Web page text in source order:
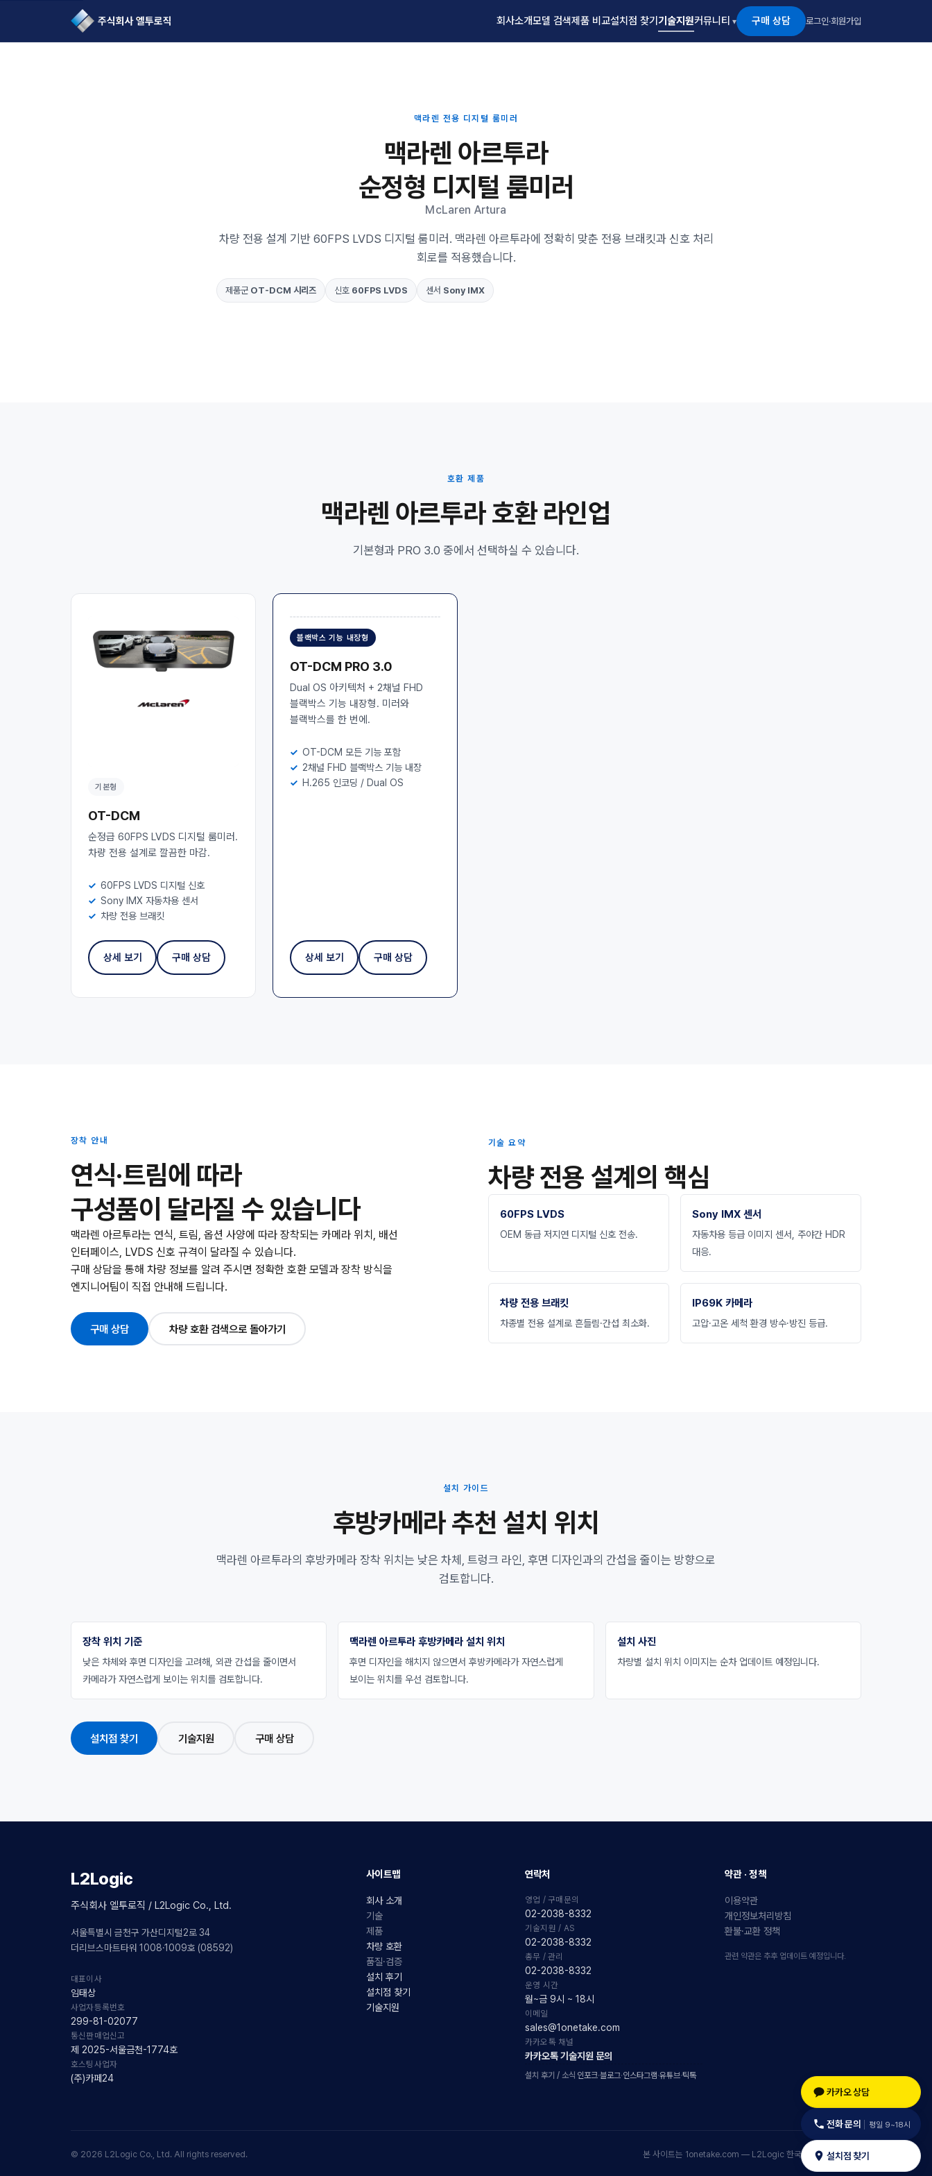
L2Logic 1onetake
회사소개모델 검색제품 비교설치점 찾기 기술지원커뮤니티 구매 상담 로그인·회원가입
맥라렌 전용 디지털 룸미러
맥라렌 아르투라
순정형 디지털 룸미러
McLaren Artura
차량 전용 설계 기반 60FPS LVDS 디지털 룸미러. 맥라렌 아르투라에 정확히 맞춘 전용 브래킷과 신호 처리
회로를 적용했습니다.
제품군 OT-DCM 시리즈 신호 60FPS LVDS 센서 Sony IMX
호환 제품
맥라렌 아르투라 호환 라인업
기본형과 PRO 3.0 중에서 선택하실 수 있습니다.
기본형
OT-DCM
순정급 60FPS LVDS 디지털 룸미러.
차량 전용 설계로 깔끔한 마감.
60FPS LVDS 디지털 신호
Sony IMX 자동차용 센서
차량 전용 브래킷
상세 보기 구매 상담
블랙박스 기능 내장형
OT-DCM PRO 3.0
Dual OS 아키텍처 + 2채널 FHD
블랙박스 기능 내장형. 미러와
블랙박스를 한 번에.
OT-DCM 모든 기능 포함
2채널 FHD 블랙박스 기능 내장
H.265 인코딩 / Dual OS
상세 보기 구매 상담
장착 안내
연식·트림에 따라
구성품이 달라질 수 있습니다
맥라렌 아르투라는 연식, 트림, 옵션 사양에 따라 장착되는 카메라 위치, 배선
인터페이스, LVDS 신호 규격이 달라질 수 있습니다.
구매 상담을 통해 차량 정보를 알려 주시면 정확한 호환 모델과 장착 방식을
엔지니어팀이 직접 안내해 드립니다.
구매 상담 차량 호환 검색으로 돌아가기
기술 요약
차량 전용 설계의 핵심
60FPS LVDS
OEM 동급 저지연 디지털 신호 전송.
Sony IMX 센서
자동차용 등급 이미지 센서, 주야간 HDR
대응.
차량 전용 브래킷
차종별 전용 설계로 흔들림·간섭 최소화.
IP69K 카메라
고압·고온 세척 환경 방수·방진 등급.
설치 가이드
후방카메라 추천 설치 위치
맥라렌 아르투라의 후방카메라 장착 위치는 낮은 차체, 트렁크 라인, 후면 디자인과의 간섭을 줄이는 방향으로
검토합니다.
장착 위치 기준
낮은 차체와 후면 디자인을 고려해, 외관 간섭을 줄이면서
카메라가 자연스럽게 보이는 위치를 검토합니다.
맥라렌 아르투라 후방카메라 설치 위치
후면 디자인을 해치지 않으면서 후방카메라가 자연스럽게
보이는 위치를 우선 검토합니다.
설치 사진
차량별 설치 위치 이미지는 순차 업데이트 예정입니다.
설치점 찾기 기술지원 구매 상담
L2Logic
주식회사 엘투로직 / L2Logic Co., Ltd.
서울특별시 금천구 가산디지털2로 34
더리브스마트타워 1008·1009호 (08592)
대표이사
임태상
사업자등록번호
299-81-02077
통신판매업신고
제 2025-서울금천-1774호
호스팅사업자
(주)카페24
사이트맵
회사 소개
기술
제품
차량 호환
품질·검증
설치 후기
설치점 찾기
기술지원
연락처
영업 / 구매문의
02-2038-8332
기술지원 / AS
02-2038-8332
총무 / 관리
02-2038-8332
운영 시간
월~금 9시 ~ 18시
이메일
sales@1onetake.com
카카오톡 채널
카카오톡 기술지원 문의
설치 후기 / 소식 인포크·블로그·인스타그램·유튜브·틱톡
약관 · 정책
이용약관
개인정보처리방침
환불·교환 정책
관련 약관은 추후 업데이트 예정입니다.
© 2026 L2Logic Co., Ltd. All rights reserved. 본 사이트는 1onetake.com — L2Logic 한국 공식 채널입니다.
카카오 상담
전화 문의 평일 9~18시
설치점 찾기